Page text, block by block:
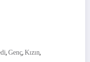
, Genç, Kızın,